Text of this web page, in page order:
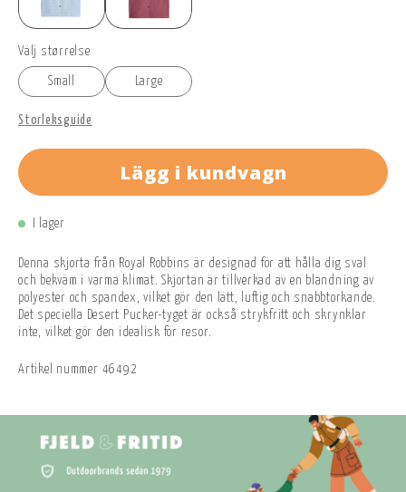
Välj størrelse
Small Large
Storleksguide
Lägg i kundvagn
I lager
Denna skjorta från Royal Robbins är designad för att hålla dig sval
och bekväm i varma klimat. Skjortan är tillverkad av en blandning av
polyester och spandex, vilket gör den lätt, luftig och snabbtorkande.
Det speciella Desert Pucker-tyget är också strykfritt och skrynklar
inte, vilket gör den idealisk för resor.
Artikel nummer 46492